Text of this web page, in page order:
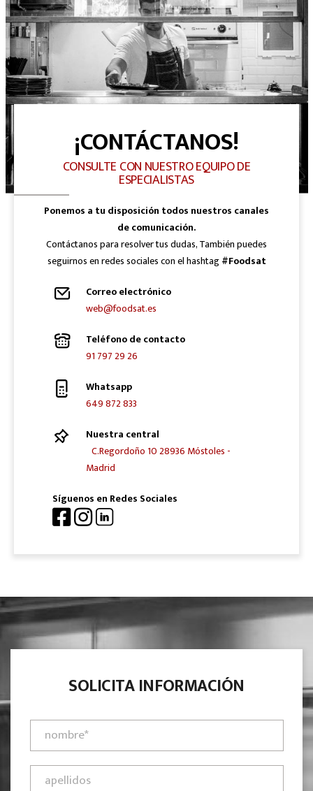
¡CONTÁCTANOS!
CONSULTE CON NUESTRO EQUIPO DE
ESPECIALISTAS
Ponemos a tu disposición todos nuestros canales
de comunicación.
Contáctanos para resolver tus dudas, También puedes
seguirnos en redes sociales con el hashtag#Foodsat
Correo electrónico
web@foodsat.es
Teléfono de contacto
91 797 29 26
Whatsapp
649 872 833
Nuestra central
C.Regordoño 10 28936 Móstoles -
Madrid
Síguenos en Redes Sociales
SOLICITA INFORMACIÓN